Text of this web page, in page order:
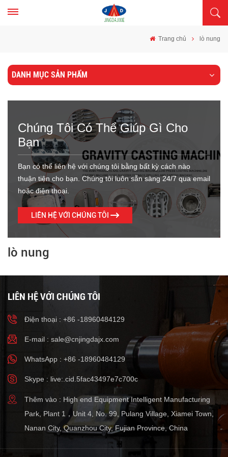
Trang chủ lò nung
DANH MỤC SẢN PHẨM
Chúng Tôi Có Thể Giúp Gì Cho
Bạn
Bạn có thể liên hệ với chúng tôi bằng bất kỳ cách nào
thuận tiện cho bạn. Chúng tôi luôn sẵn sàng 24/7 qua email
hoặc điện thoại.
LIÊN HỆ VỚI CHÚNG TÔI
lò nung
LIÊN HỆ VỚI CHÚNG TÔI
Điện thoại : +86 -18960484129
E-mail : sale@cnjingdajx.com
WhatsApp : +86 -18960484129
Skype : live:.cid.5fac43497e7c700c
Thêm vào : High end Equipment Intelligent Manufacturing
Park, Plant 1，Unit 4, No. 99, Pulang Village, Xiamei Town,
Nanan City, Quanzhou City, Fujian Province, China